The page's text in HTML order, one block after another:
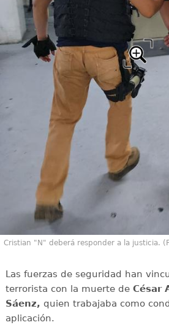
Cristian "N" deberá responder a la justicia.
Las fuerzas de seguridad han
terrorista con la muerte de César
Sáenz, quien trabajaba como
aplicación.